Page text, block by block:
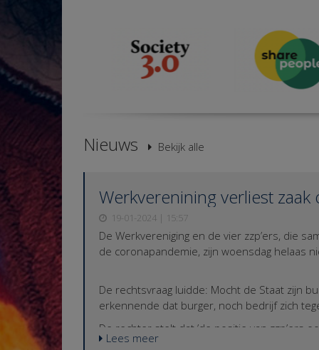
Nieuws Bekijk alle
Werkverenining verliest
19-01-2024 | 15:57
De Werkvereniging en de vier zzp’ers, die
de coronapandemie, zijn woensdag helaas
De rechtsvraag luidde: Mocht de Staat zijn
erkennende dat burger, noch bedrijf zich
De rechter stelt dat ’de positie van zzp’ers
anders geregeld. Dus was er sprake van
Lees meer